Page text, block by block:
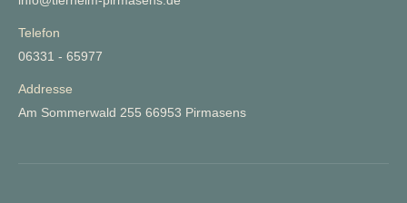
Telefon
06331 - 65977
Addresse
Am Sommerwald 255 66953 Pirmasens